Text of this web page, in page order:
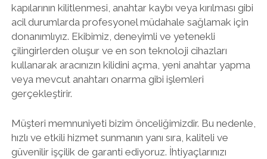
kapılarının kilitlenmesi, anahtar kaybı veya kırılması gibi
acil durumlarda profesyonel müdahale sağlamak için
donanımlıyız. Ekibimiz, deneyimli ve yetenekli
çilingirlerden oluşur ve en son teknoloji cihazları
kullanarak aracınızın kilidini açma, yeni anahtar yapma
veya mevcut anahtarı onarma gibi işlemleri
gerçekleştirir.
Müşteri memnuniyeti bizim önceliğimizdir. Bu nedenle,
hızlı ve etkili hizmet sunmanın yanı sıra, kaliteli ve
güvenilir işçilik de garanti ediyoruz. İhtiyaçlarınızı